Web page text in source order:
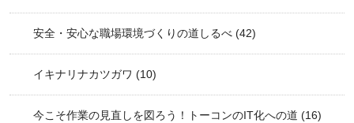
安全・安心な職場環境づくりの道しるべ (42)
イキナリナカツガワ (10)
今こそ作業の見直しを図ろう！トーコンのIT化への道 (16)